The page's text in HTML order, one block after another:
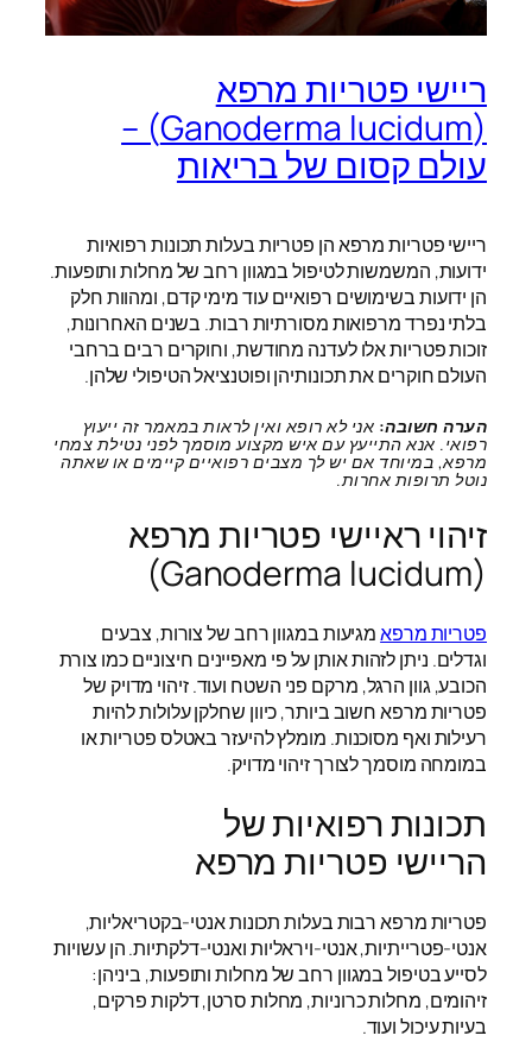
ריישי פטריות מרפא
(Ganoderma lucidum) –
עולם קסום של בריאות
ריישי פטריות מרפא הן פטריות בעלות תכונות רפואיות
ידועות, המשמשות לטיפול במגוון רחב של מחלות ותופעות.
הן ידועות בשימושים רפואיים עוד מימי קדם, ומהוות חלק
בלתי נפרד מרפואות מסורתיות רבות. בשנים האחרונות,
זוכות פטריות אלו לעדנה מחודשת, וחוקרים רבים ברחבי
העולם חוקרים את תכונותיהן ופוטנציאל הטיפולי שלהן.
הערה חשובה: אני לא רופא ואין לראות במאמר זה ייעוץ
רפואי. אנא התייעץ עם איש מקצוע מוסמך לפני נטילת צמחי
מרפא, במיוחד אם יש לך מצבים רפואיים קיימים או שאתה
נוטל תרופות אחרות.
זיהוי ראיישי פטריות מרפא
(Ganoderma lucidum)
פטריות מרפאמגיעות במגוון רחב של צורות, צבעים
וגדלים. ניתן לזהות אותן על פי מאפיינים חיצוניים כמו צורת
הכובע, גוון הרגל, מרקם פני השטח ועוד. זיהוי מדויק של
פטריות מרפא חשוב ביותר, כיוון שחלקן עלולות להיות
רעילות ואף מסוכנות. מומלץ להיעזר באטלס פטריות או
במומחה מוסמך לצורך זיהוי מדויק.
תכונות רפואיות של
הריישי פטריות מרפא
פטריות מרפא רבות בעלות תכונות אנטי-בקטריאליות,
אנטי-פטרייתיות, אנטי-ויראליות ואנטי-דלקתיות. הן עשויות
לסייע בטיפול במגוון רחב של מחלות ותופעות, ביניהן:
זיהומים, מחלות כרוניות, מחלות סרטן, דלקות פרקים,
בעיות עיכול ועוד.